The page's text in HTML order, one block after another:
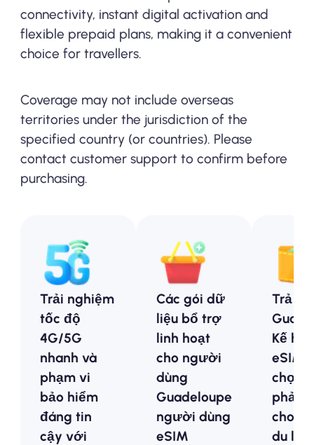
connectivity, instant digital activation and
flexible prepaid plans, making it a convenient
choice for travellers.
Coverage may not include overseas
territories under the jurisdiction of the
specified country (or countries). Please
contact customer support to confirm before
purchasing.
Trải nghiệm
tốc độ
4G/5G
nhanh và
phạm vi
bảo hiểm
đáng tin
cậy với
Các gói dữ
liệu bổ trợ
linh hoạt
cho người
dùng
Guadeloupe
người dùng
eSIM
Trả
Kế
eSIM
chọn
phải
cho
du lịch